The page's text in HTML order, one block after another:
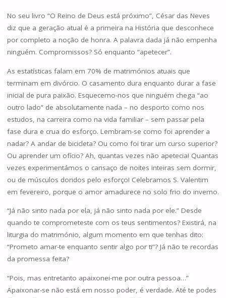
No seu livro “O Reino de Deus está próximo”, César das Neves
diz que a geração atual é a primeira na História que desconhece
por completo a noção de honra. A palavra dada já não empenha
ninguém. Compromissos? Só enquanto “apetecer”.
As estatísticas falam em 70% de matrimónios atuais que
terminam em divórcio. O casamento dura enquanto durar a fase
inicial de pura paixão. Esquecemo-nos que ninguém chega “ao
outro lado” de absolutamente nada – no desporto como nos
estudos, na carreira como na vida familiar – sem passar pela
fase dura e crua do esforço. Lembram-se como foi aprender a
nadar? A andar de bicicleta? Ou como foi tirar um curso superior?
Ou aprender um ofício? Ah, quantas vezes não apetecia! Quantas
vezes experimentámos o cansaço de noites inteiras sem dormir,
ou de músculos doridos pelo esforço! Celebramos S. Valentim
em fevereiro, porque o amor amadurece no solo frio do inverno.
“Já não sinto nada por ela, já não sinto nada por ele.” Desde
quando te comprometeste com os teus sentimentos? Existirá, na
liturgia do matrimónio, algum momento em que tenhas dito:
“Prometo amar-te enquanto sentir algo por ti”? Já não te recordas
da promessa feita?
“Pois, mas entretanto apaixonei-me por outra pessoa…”
Apaixonar-se não está em nosso poder, é verdade. Até te podes